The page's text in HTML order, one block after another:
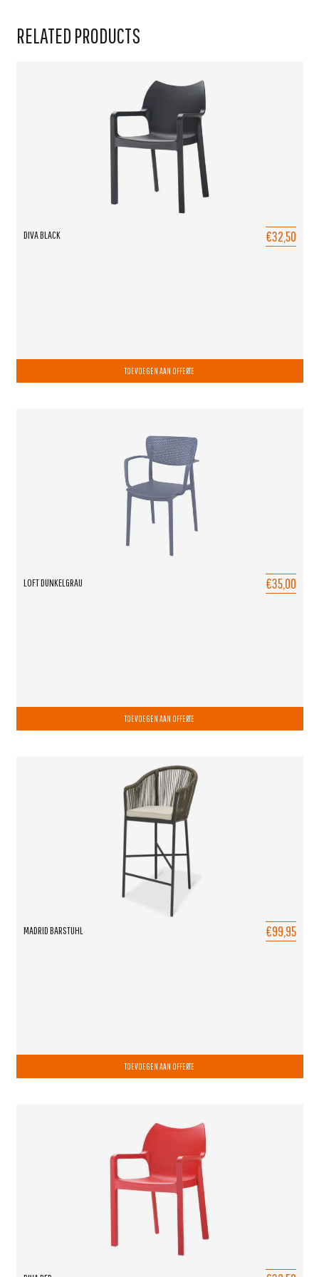
RELATED PRODUCTS
DIVA BLACK €32,50
TOEVOEGEN AAN OFFERTE
LOFT DUNKELGRAU €35,00
TOEVOEGEN AAN OFFERTE
MADRID BARSTUHL €99,95
TOEVOEGEN AAN OFFERTE